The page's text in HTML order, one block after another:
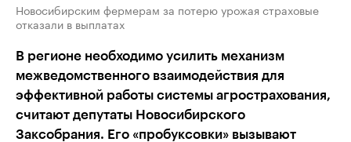
Новосибирским фермерам за потерю урожая страховые
отказали в выплатах
В регионе необходимо усилить механизм
межведомственного взаимодействия для
эффективной работы системы агрострахования,
считают депутаты Новосибирского
Заксобрания. Его «пробуксовки» вызывают